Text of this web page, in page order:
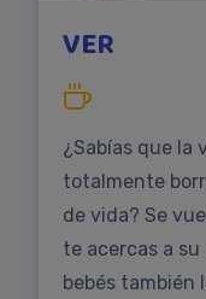
VER
¿Sabías que la
totalmente
de vida? Se
te acercas a su
bebés también